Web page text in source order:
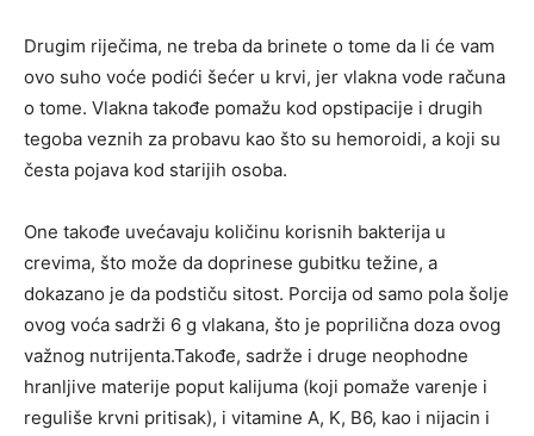
Drugim riječima, ne treba da brinete o tome da li će vam
ovo suho voće podići šećer u krvi, jer vlakna vode računa
o tome. Vlakna takođe pomažu kod opstipacije i drugih
tegoba veznih za probavu kao što su hemoroidi, a koji su
česta pojava kod starijih osoba.
One takođe uvećavaju količinu korisnih bakterija u
crevima, što može da doprinese gubitku težine, a
dokazano je da podstiču sitost. Porcija od samo pola šolje
ovog voća sadrži 6 g vlakana, što je poprilična doza ovog
važnog nutrijenta.Takođe, sadrže i druge neophodne
hranljive materije poput kalijuma (koji pomaže varenje i
reguliše krvni pritisak), i vitamine A, K, B6, kao i nijacin i